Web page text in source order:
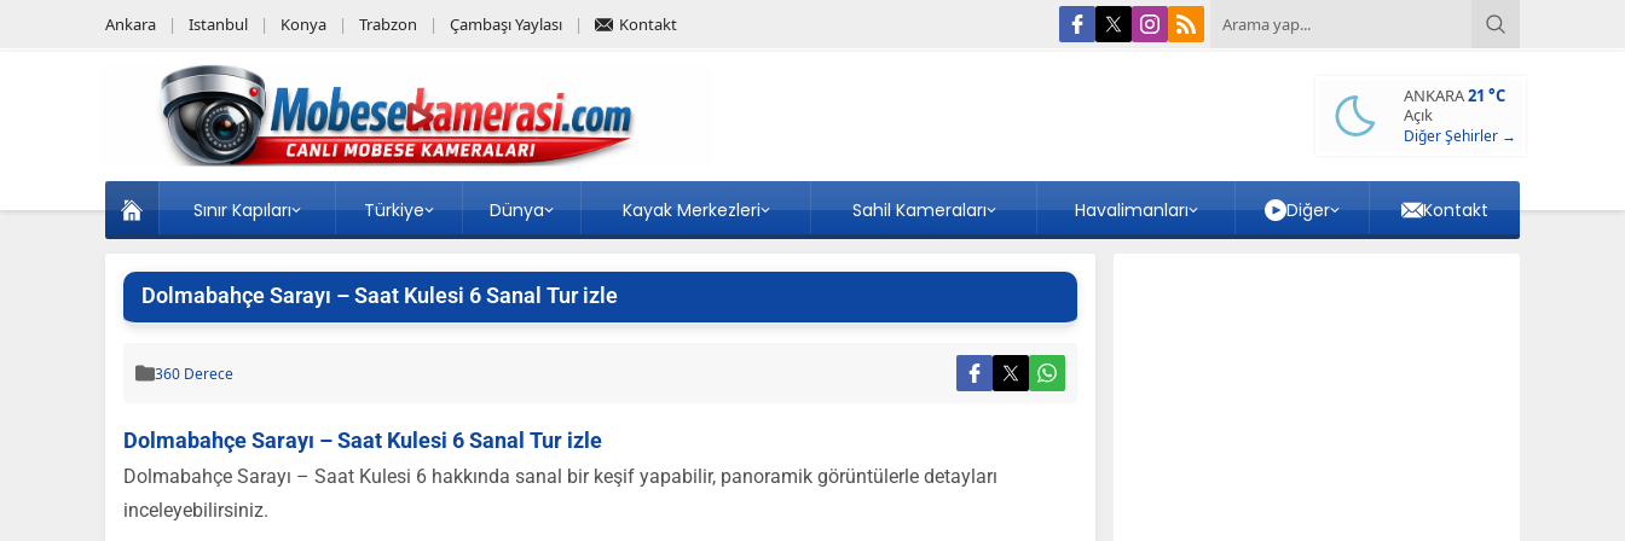
Ankara Istanbul Konya Trabzon Çambaşı Yaylası Kontakt
ANKARA21 °C
Açık
Diğer Şehirler →
Sınır Kapıları Türkiye Dünya Kayak Merkezleri Sahil Kameraları Havalimanları Diğer Kontakt
Dolmabahçe Sarayı – Saat Kulesi 6 Sanal Tur izle
360 Derece
Dolmabahçe Sarayı – Saat Kulesi 6 Sanal Tur izle
Dolmabahçe Sarayı – Saat Kulesi 6 hakkında sanal bir keşif yapabilir, panoramik görüntülerle detayları
inceleyebilirsiniz.